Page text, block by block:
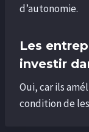
d’autonomie.
Les
investir
Oui, car ils
condition de